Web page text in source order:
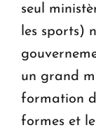
seul
les sports)
un grand
formation
formes et